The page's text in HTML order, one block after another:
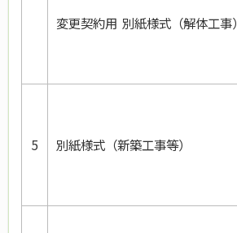
変更契約用 別紙様式（解体工事）
5 別紙様式（新築工事等）